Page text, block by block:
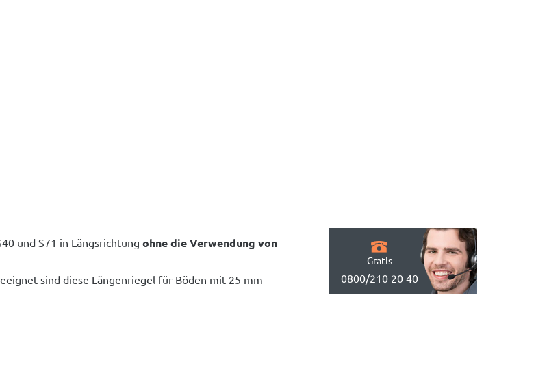
und S71 in Längsrichtung ohne die Verwendung von
sind diese Längenriegel für Böden mit 25 mm
Gratis
0800/210 20 40